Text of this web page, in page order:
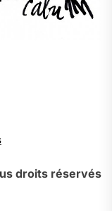
droits réservés